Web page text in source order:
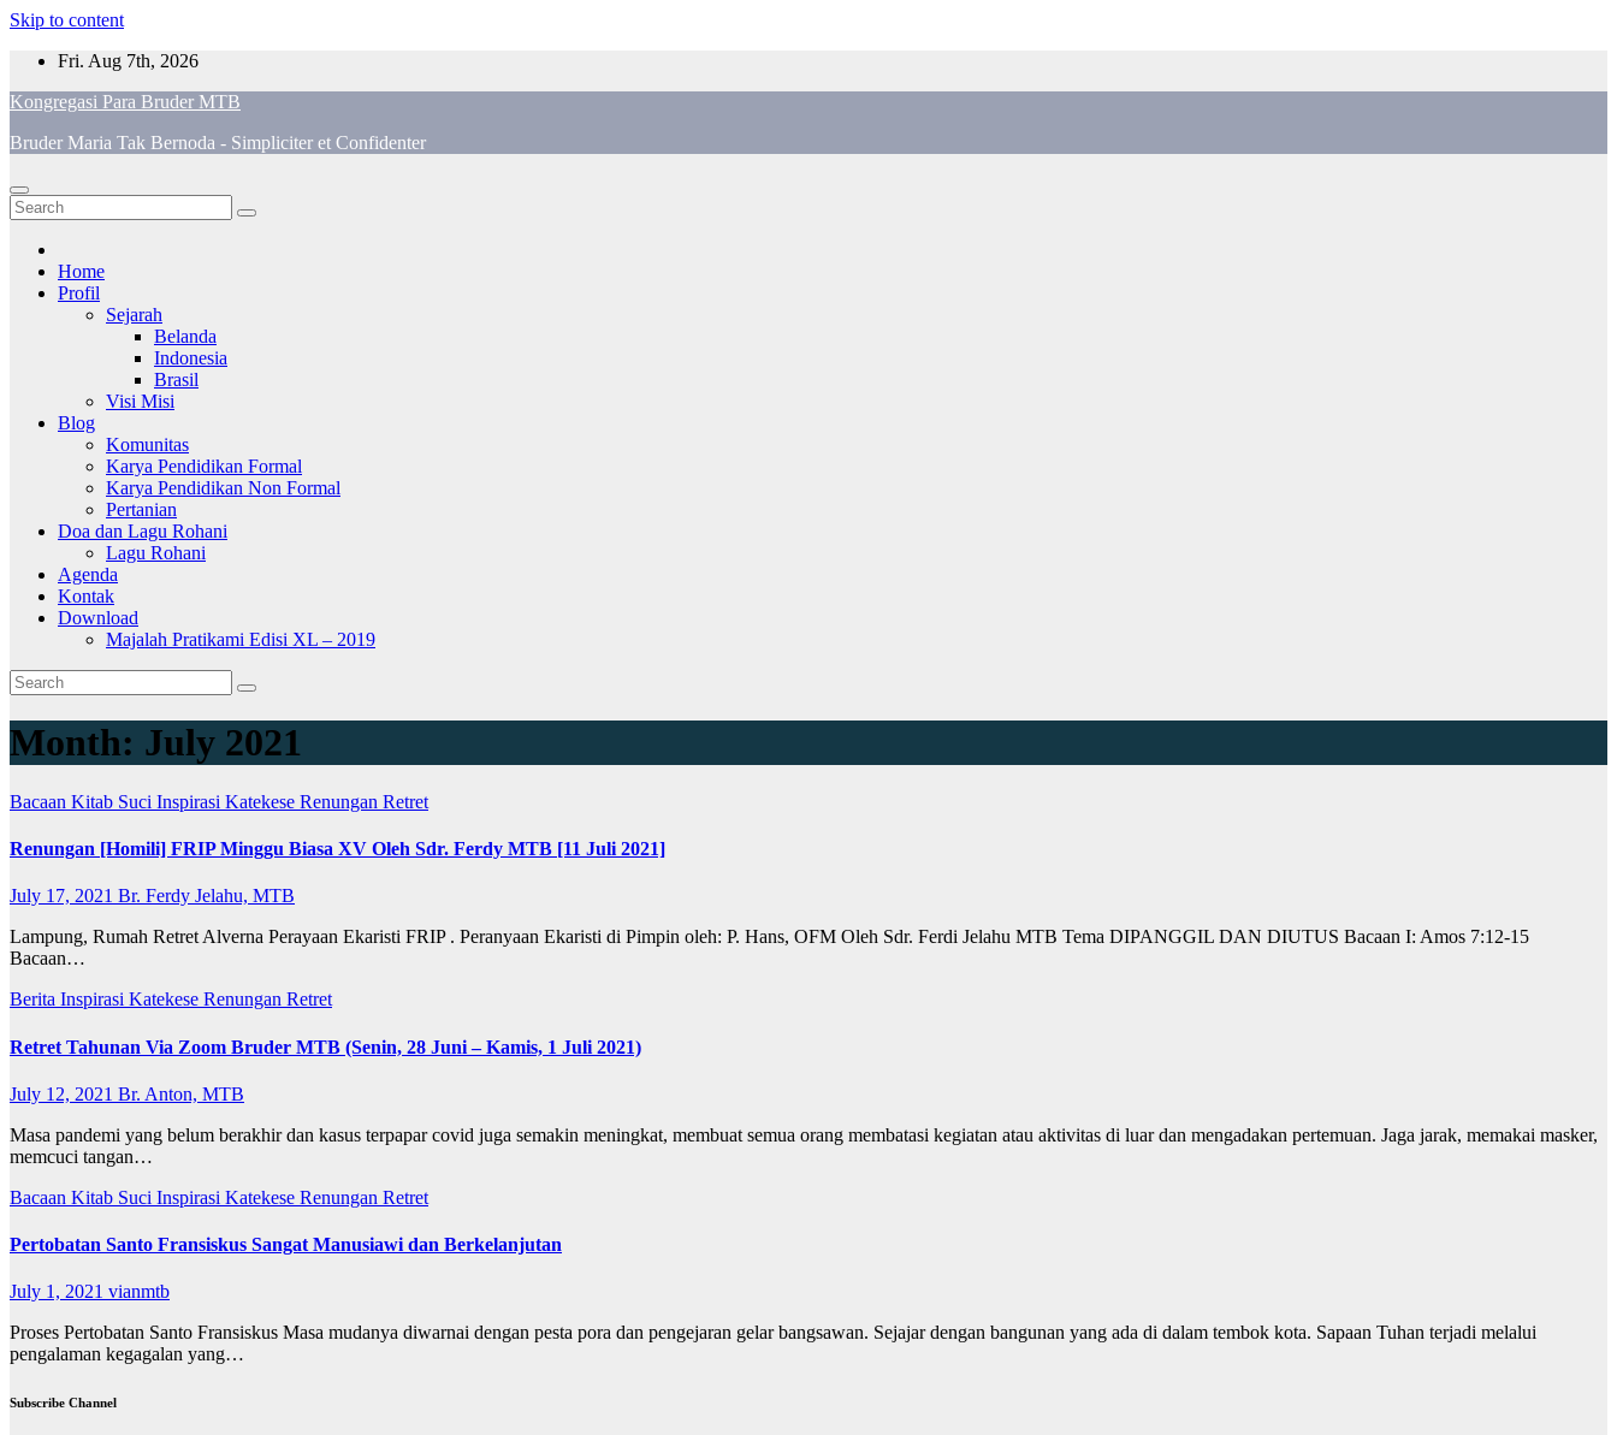
Skip to content
Fri. Aug 7th, 2026
Kongregasi Para Bruder MTB
Bruder Maria Tak Bernoda - Simpliciter et Confidenter
Home
Profil
Sejarah
Belanda
Indonesia
Brasil
Visi Misi
Blog
Komunitas
Karya Pendidikan Formal
Karya Pendidikan Non Formal
Pertanian
Doa dan Lagu Rohani
Lagu Rohani
Agenda
Kontak
Download
Majalah Pratikami Edisi XL – 2019
Month: July 2021
Bacaan Kitab Suci Inspirasi Katekese Renungan Retret
Renungan [Homili] FRIP Minggu Biasa XV Oleh Sdr. Ferdy MTB [11 Juli 2021]
July 17, 2021 Br. Ferdy Jelahu, MTB
Lampung, Rumah Retret Alverna Perayaan Ekaristi FRIP . Peranyaan Ekaristi di Pimpin oleh: P. Hans, OFM Oleh Sdr. Ferdi Jelahu MTB Tema DIPANGGIL DAN DIUTUS Bacaan I: Amos 7:12-15
Bacaan…
Berita Inspirasi Katekese Renungan Retret
Retret Tahunan Via Zoom Bruder MTB (Senin, 28 Juni – Kamis, 1 Juli 2021)
July 12, 2021 Br. Anton, MTB
Masa pandemi yang belum berakhir dan kasus terpapar covid juga semakin meningkat, membuat semua orang membatasi kegiatan atau aktivitas di luar dan mengadakan pertemuan. Jaga jarak, memakai masker,
memcuci tangan…
Bacaan Kitab Suci Inspirasi Katekese Renungan Retret
Pertobatan Santo Fransiskus Sangat Manusiawi dan Berkelanjutan
July 1, 2021 vianmtb
Proses Pertobatan Santo Fransiskus Masa mudanya diwarnai dengan pesta pora dan pengejaran gelar bangsawan. Sejajar dengan bangunan yang ada di dalam tembok kota. Sapaan Tuhan terjadi melalui
pengalaman kegagalan yang…
Subscribe Channel